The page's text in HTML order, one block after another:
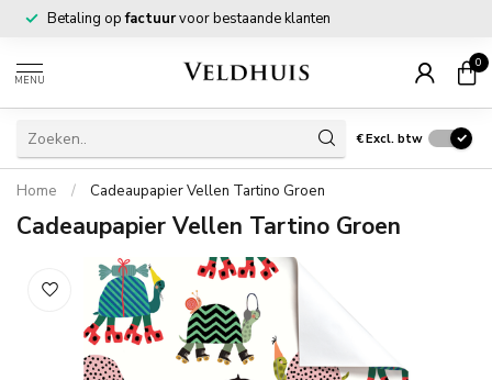
Betaling opfactuurvoor bestaande klanten
MENU
0
€Excl. btw
Home / Cadeaupapier Vellen Tartino Groen
Cadeaupapier Vellen Tartino Groen